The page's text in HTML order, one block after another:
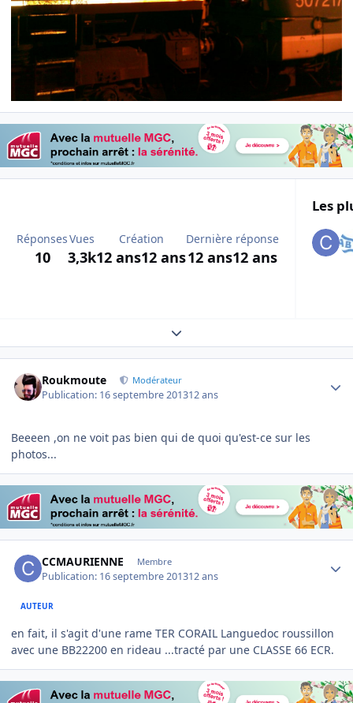
Réponses
10
Vues
3,3k
Création
12 ans12 ans
Dernière réponse
12 ans12 ans
Les
Expand topic overview
Roukmoute Modérateur
Publication: 16 septembre 201312 ans
Beeeen ,on ne voit pas bien qui de quoi qu'est-ce sur les
photos...
CCMAURIENNE Membre
Publication: 16 septembre 201312 ans
AUTEUR
en fait, il s'agit d'une rame TER CORAIL Languedoc roussillon
avec une BB22200 en rideau ...tracté par une CLASSE 66 ECR.